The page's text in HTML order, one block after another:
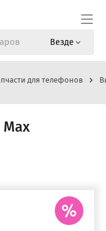
Везде
для телефонов